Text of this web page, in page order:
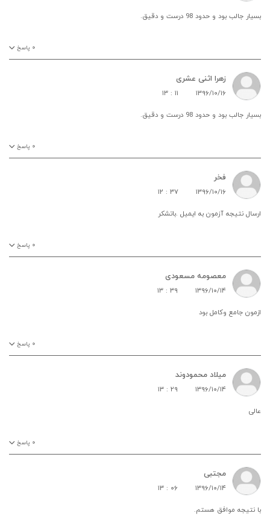
بسیار جالب بود و حدود 98 درست و دقیق.
۰ پاسخ
زهرا اثنی عشری
۱۳۹۶/۱۰/۱۶ ۱۳ : ۱۱
بسیار جالب بود و حدود 98 درست و دقیق.
۰ پاسخ
فخر
۱۳۹۶/۱۰/۱۶ ۱۲ : ۳۷
ارسال نتیجه آزمون به ایمیل .باتشکر
۰ پاسخ
معصومه مسعودی
۱۳۹۶/۱۰/۱۴ ۱۳ : ۳۹
ازمون جامع وکامل بود
۰ پاسخ
میلاد محمودوند
۱۳۹۶/۱۰/۱۴ ۱۳ : ۲۹
عالی
۰ پاسخ
مجتبی
۱۳۹۶/۱۰/۱۴ ۱۳ : ۰۶
با نتیجه موافق هستم.